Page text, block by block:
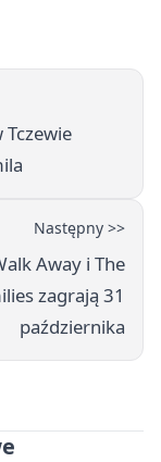
Następny >>
Away i The
zagrają 31
października